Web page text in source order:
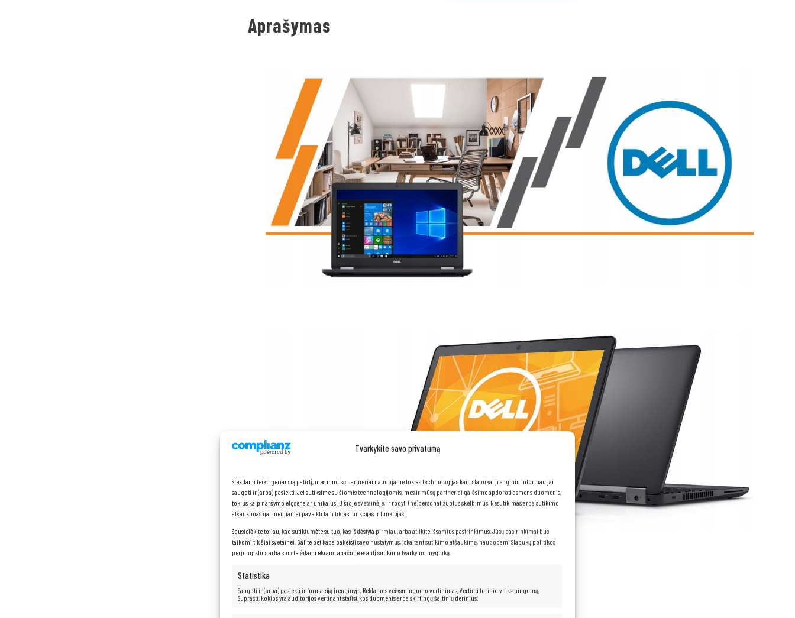
Tvarkykite savo privatumą
Siekdami teikti geriausią patirtį, mes ir mūsų partneriai naudojame tokias technologijas kaip slapukai įrenginio informacijai
saugoti ir (arba) pasiekti. Jei sutiksime su šiomis technologijomis, mes ir mūsų partneriai galėsime apdoroti asmens duomenis,
tokius kaip naršymo elgsena ar unikalūs ID šioje svetainėje, ir rodyti (ne)personalizuotus skelbimus. Nesutikimas arba sutikimo
atšaukimas gali neigiamai paveikti tam tikras funkcijas ir funkcijas.
Spustelėkite toliau, kad sutiktumėte su tuo, kas išdėstyta pirmiau, arba atlikite išsamius pasirinkimus. Jūsų pasirinkimai bus
taikomi tik šiai svetainei. Galite bet kada pakeisti savo nustatymus, įskaitant sutikimo atšaukimą, naudodami Slapukų politikos
perjungiklius arba spustelėdami ekrano apačioje esantį sutikimo tvarkymo mygtuką.
Statistika
Saugoti ir (arba) pasiekti informaciją įrenginyje, Reklamos veiksmingumo vertinimas, Vertinti turinio veiksmingumą,
Suprasti, kokios yra auditorijos vertinant statistikos duomenis arba skirtingų šaltinių derinius.
Aprašymas
„Dell Latitude 5570“